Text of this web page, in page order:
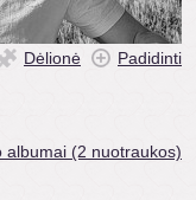
Dėlionė Padidinti
albumai (2 nuotraukos)